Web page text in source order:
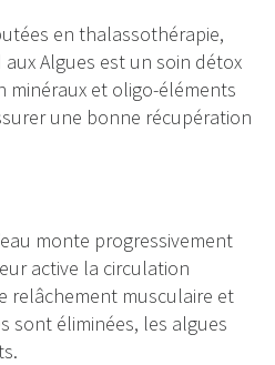
en thalassothérapie,
Algues est un soin détox
minéraux et oligo-éléments
une bonne récupération
monte progressivement
active la circulation
relâchement musculaire et
sont éliminées, les algues